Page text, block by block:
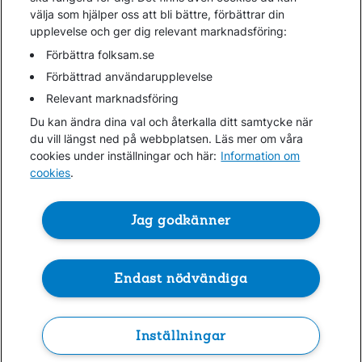
Gå direkt till...
Folksam.se
Finansiell information
Lediga jobb
Cookies
Hantera cookies
Personuppgifter GDPR
Om penningtvättslagen
välja som hjälper oss att bli bättre, förbättrar din
upplevelse och ger dig relevant marknadsföring:
Förbättra folksam.se
Förbättrad användarupplevelse
Relevant marknadsföring
Du kan ändra dina val och återkalla ditt samtycke när
du vill längst ned på webbplatsen. Läs mer om våra
cookies under inställningar och här: Information om
cookies.
Jag godkänner
Endast nödvändiga
Inställningar